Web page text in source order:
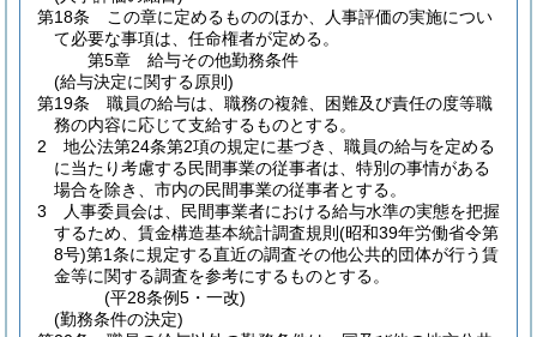
第18条
この章に定めるもののほか、人事評価の実施につい
て必要な事項は、任命権者が定める。
第5章
給与その他勤務条件
(給与決定に関する原則)
第19条
職員の給与は、職務の複雑、困難及び責任の度等職
務の内容に応じて支給するものとする。
2
地公法第24条第2項の規定に基づき、職員の給与を定める
に当たり考慮する民間事業の従事者は、特別の事情がある
場合を除き、市内の民間事業の従事者とする。
3
人事委員会は、民間事業者における給与水準の実態を把握
するため、賃金構造基本統計調査規則 (昭和39年労働省令第
8号)第1条に規定する直近の調査その他公共的団体が行う賃
金等に関する調査を参考にするものとする。
(平28条例5・一改)
(勤務条件の決定)